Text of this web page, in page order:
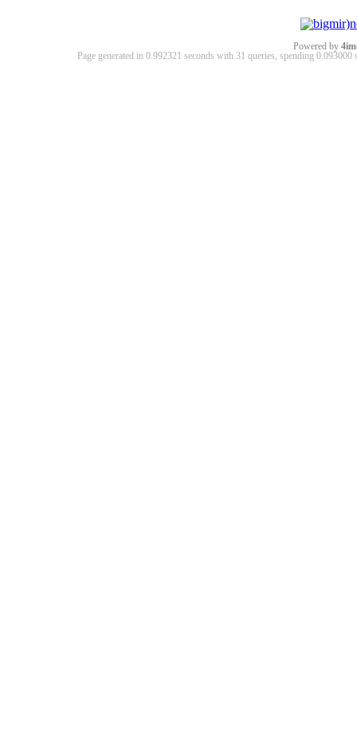
Powered by
Page generated in 0.992321 seconds with 31 queries, spending